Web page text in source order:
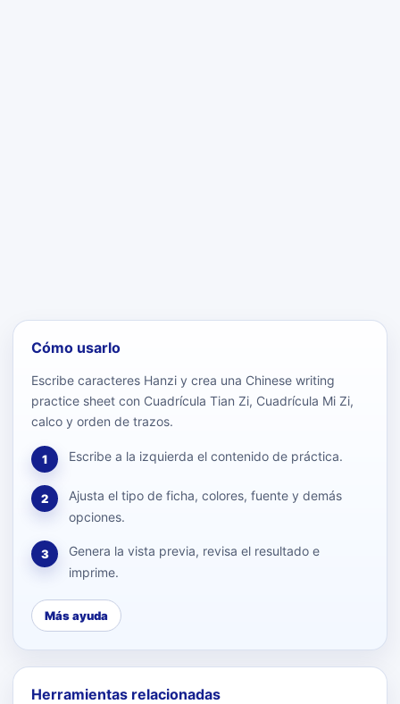
Cómo usarlo
Escribe caracteres Hanzi y crea una Chinese writing
practice sheet con Cuadrícula Tian Zi, Cuadrícula Mi Zi,
calco y orden de trazos.
1 Escribe a la izquierda el contenido de práctica.
2
Ajusta el tipo de ficha, colores, fuente y demás
opciones.
3
Genera la vista previa, revisa el resultado e
imprime.
Más ayuda
Herramientas relacionadas